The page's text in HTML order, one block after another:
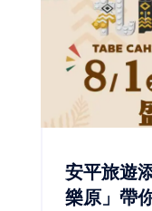
安平旅遊添新亮點
樂原」帶